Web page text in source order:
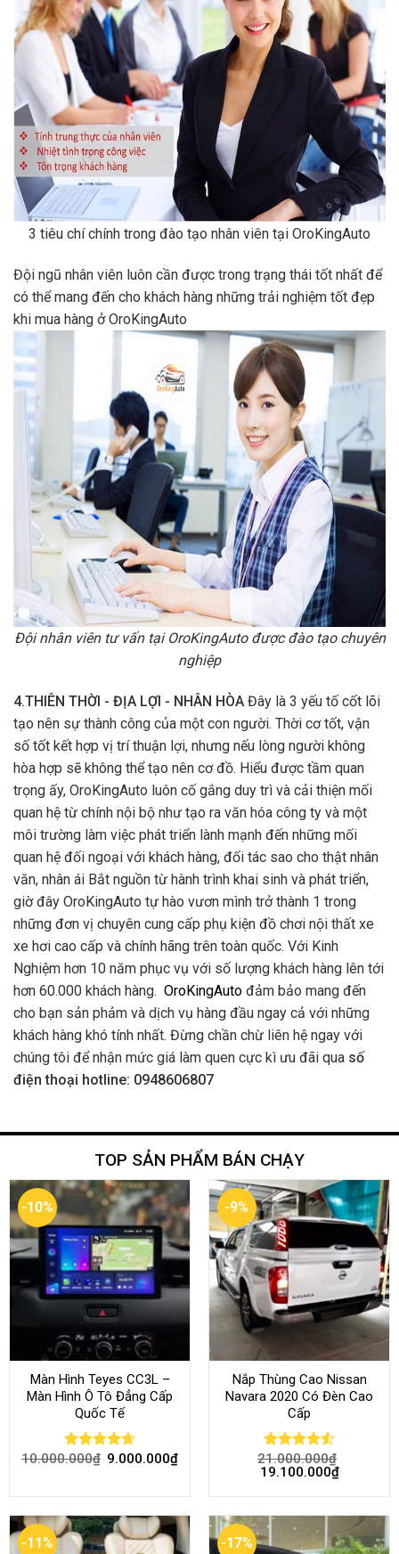
3 tiêu chí chính trong đào tạo nhân viên tại OroKingAuto
Đội ngũ nhân viên luôn cần được trong trạng thái tốt nhất để
có thể mang đến cho khách hàng những trải nghiệm tốt đẹp
khi mua hàng ở OroKingAuto
Đội nhân viên tư vấn tại OroKingAuto được đào tạo chuyên
nghiệp
4.THIÊN THỜI - ĐỊA LỢI - NHÂN HÒA Đây là 3 yếu tố cốt lõi
tạo nên sự thành công của một con người. Thời cơ tốt, vận
số tốt kết hợp vị trí thuận lợi, nhưng nếu lòng người không
hòa hợp sẽ không thể tạo nên cơ đồ. Hiểu được tầm quan
trọng ấy, OroKingAuto luôn cố gắng duy trì và cải thiện mối
quan hệ từ chính nội bộ như tạo ra văn hóa công ty và một
môi trường làm việc phát triển lành mạnh đến những mối
quan hệ đối ngoại với khách hàng, đối tác sao cho thật nhân
văn, nhân ái Bắt nguồn từ hành trình khai sinh và phát triển,
giờ đây OroKingAuto tự hào vươn mình trở thành 1 trong
những đơn vị chuyên cung cấp phụ kiện đồ chơi nội thất xe
xe hơi cao cấp và chính hãng trên toàn quốc. Với Kinh
Nghiệm hơn 10 năm phục vụ với số lượng khách hàng lên tới
hơn 60.000 khách hàng. OroKingAuto đảm bảo mang đến
cho bạn sản phảm và dịch vụ hàng đầu ngay cả với những
khách hàng khó tính nhất. Đừng chần chừ liên hệ ngay với
chúng tôi để nhận mức giá làm quen cực kì ưu đãi qua số
điện thoại hotline: 0948606807
TOP SẢN PHẨM BÁN CHẠY
-10%
Màn Hình Teyes CC3L –
Màn Hình Ô Tô Đẳng Cấp
Quốc Tế
Rated 4.68
10.000.000₫ 9.000.000₫
-9%
Nắp Thùng Cao Nissan
Navara 2020 Có Đèn Cao
Cấp
Rated4.52
out of 5
21.000.000₫
19.100.000₫
-11% -17%